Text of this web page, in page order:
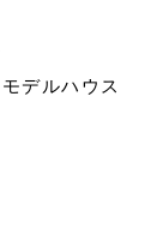
モデルハウス